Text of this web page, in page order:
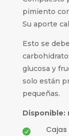
pimiento
Su aporte
Esto se
glucosa y
solo están
pequeñas.
Disponible:
